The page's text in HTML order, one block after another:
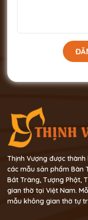
Thịnh Vượng được
các mẫu sản phẩm Bàn
Bát Tràng, Tượng Phật,
gian thờ tại Việt Nam.
mẫu không gian thờ tự